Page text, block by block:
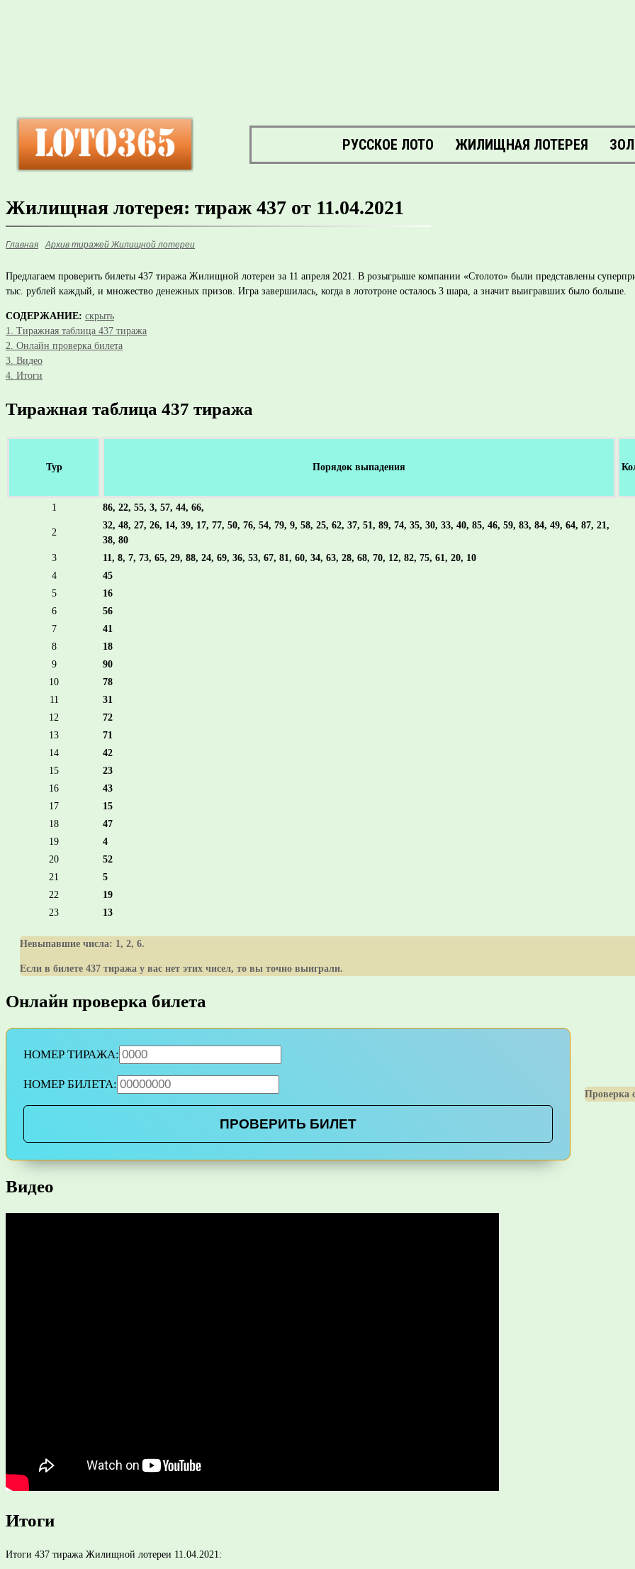
РУССКОЕ ЛОТО ЖИЛИЩНАЯ ЛОТЕРЕЯ
Жилищная лотерея: тираж 437 от 11.04.2021
Главная Архив тиражей Жилищной лотереи
Предлагаем проверить билеты 437 тиража Жилищной лотереи за 11 апреля 2021. В розыгрыше компании «Столото» были представлены
тыс. рублей каждый, и множество денежных призов. Игра завершилась, когда в лототроне осталось 3 шара, а значит выигравших было больше.
СОДЕРЖАНИЕ: скрыть
1. Тиражная таблица 437 тиража
2. Онлайн проверка билета
3. Видео
4. Итоги
Тиражная таблица 437 тиража
Тур Порядок выпадения
1 86, 22, 55, 3, 57, 44, 66,
2
32, 48, 27, 26, 14, 39, 17, 77, 50, 76, 54, 79, 9, 58, 25, 62, 37, 51, 89, 74, 35, 30, 33, 40, 85, 46, 59, 83, 84, 49, 64, 87, 21,
38, 80
3 11, 8, 7, 73, 65, 29, 88, 24, 69, 36, 53, 67, 81, 60, 34, 63, 28, 68, 70, 12, 82, 75, 61, 20, 10
4
45
5
16
6
56
7
41
8
18
9
90
10
78
11
31
12
72
13
71
14
42
15
23
16
43
17
15
18
47
19
4
20
52
21
5
22
19
23
13
Невыпавшие числа: 1, 2, 6.
Если в билете 437 тиража у вас нет этих чисел, то вы точно выиграли.
Онлайн проверка билета
НОМЕР ТИРАЖА:
НОМЕР БИЛЕТА:
ПРОВЕРИТЬ БИЛЕТ
Проверка
Видео
Итоги
Итоги 437 тиража Жилищной лотереи 11.04.2021: